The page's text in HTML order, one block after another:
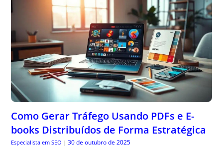
Como Gerar Tráfego Usando PDFs e E-
books Distribuídos de Forma Estratégica
Especialista em SEO | 30 de outubro de 2025